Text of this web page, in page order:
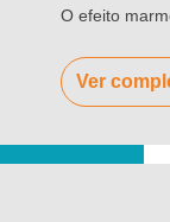
O efeito
Ver